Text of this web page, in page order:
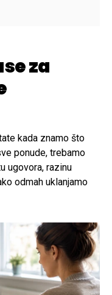
za
kada znamo što
ponude, trebamo
ugovora, razinu
odmah uklanjamo